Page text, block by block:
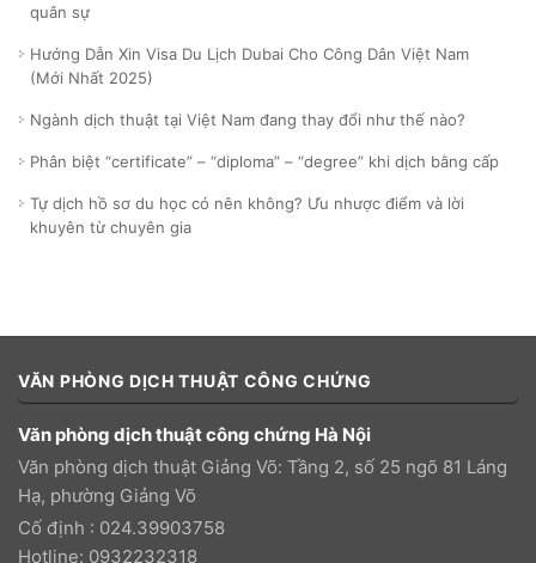
quân sự
Hướng Dẫn Xin Visa Du Lịch Dubai Cho Công Dân Việt Nam
(Mới Nhất 2025)
Ngành dịch thuật tại Việt Nam đang thay đổi như thế nào?
Phân biệt “certificate” – “diploma” – “degree” khi dịch bằng cấp
Tự dịch hồ sơ du học có nên không? Ưu nhược điểm và lời
khuyên từ chuyên gia
VĂN PHÒNG DỊCH THUẬT CÔNG CHỨNG
Văn phòng dịch thuật công chứng Hà Nội
Văn phòng dịch thuật Giảng Võ: Tầng 2, số 25 ngõ 81 Láng
Hạ, phường Giảng Võ
Cố định : 024.39903758
Hotline: 0932232318